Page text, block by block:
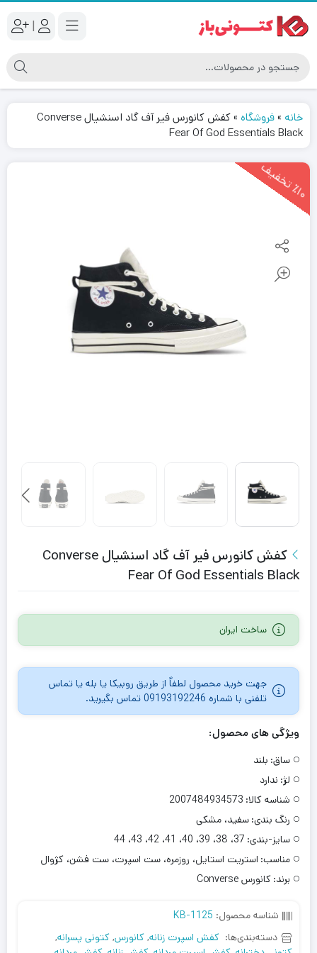
|
خانه »فروشگاه »
کفش کانورس فیر آف گاد اسنشیال Converse
Fear Of God Essentials Black
٪1
0
ت
خ
ف
یف
کفش کانورس فیر آف گاد اسنشیال Converse
Fear Of God Essentials Black
ساخت ایران
جهت خرید محصول لطفاٌ از طریق روبیکا یا بله یا تماس
تلفنی با شماره 09193192246 تماس بگیرید.
ویژگی های محصول:
ساق: بلند
لژ: ندارد
شناسه کالا: 2007484934573
رنگ بندی: سفید، مشکی
سایز-بندی: 37، 38، 39، 40، 41، 42، 43، 44
مناسب: استریت استایل، روزمره، ست اسپرت، ست فشن، کژوال
برند: کانورس Converse
شناسه محصول: KB-1125
دسته‌بندی‌ها: کفش اسپرت زنانه, کانورس, کتونی پسرانه,